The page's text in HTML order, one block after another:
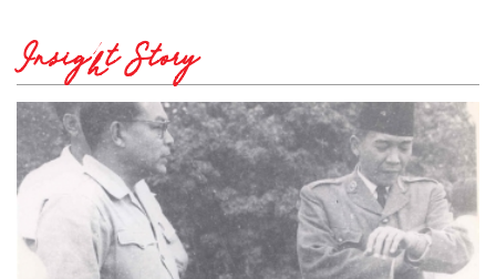
Insight Story